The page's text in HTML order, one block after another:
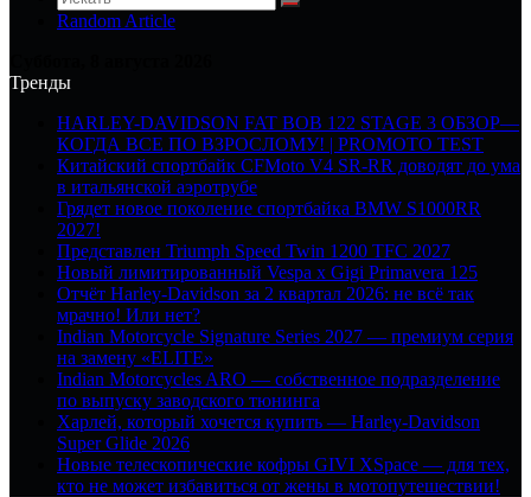
Random Article
Тренды
HARLEY-DAVIDSON FAT BOB 122 STAGE 3 ОБЗОР—
КОГДА ВСЕ ПО ВЗРОСЛОМУ! | PROMOTO TEST
Китайский спортбайк CFMoto V4 SR-RR доводят до ума
в итальянской аэротрубе
Грядет новое поколение спортбайка BMW S1000RR
2027!
Представлен Triumph Speed Twin 1200 TFC 2027
Новый лимитированный Vespa x Gigi Primavera 125
Отчёт Harley-Davidson за 2 квартал 2026: не всё так
мрачно! Или нет?
Indian Motorcycle Signature Series 2027 — премиум серия
на замену «ELITE»
Indian Motorcycles ARO — собственное подразделение
по выпуску заводского тюнинга
Харлей, который хочется купить — Harley-Davidson
Super Glide 2026
Новые телескопические кофры GIVI XSpace — для тех,
кто не может избавиться от жены в мотопутешествии!